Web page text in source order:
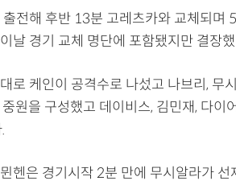
전해 후반 13분 고레츠카와 교체되며
날 경기 교체 명단에 포함됐지만 결장
로 케인이 공격수로 나섰고 나브리, 무
원을 구성했고 데이비스, 김민재, 다이
헨은 경기시작 2분 만에 무시알라가 선